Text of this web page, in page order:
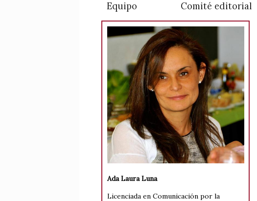
Equipo Comité editorial
Ada Laura Luna
Licenciada en Comunicación por la